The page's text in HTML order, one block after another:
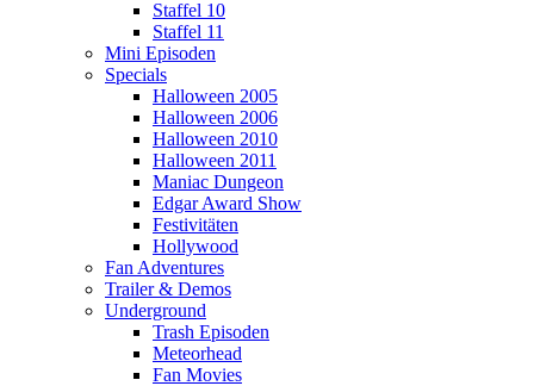
Staffel 10
Staffel 11
Mini Episoden
Specials
Halloween 2005
Halloween 2006
Halloween 2010
Halloween 2011
Maniac Dungeon
Edgar Award Show
Festivitäten
Hollywood
Fan Adventures
Trailer & Demos
Underground
Trash Episoden
Meteorhead
Fan Movies